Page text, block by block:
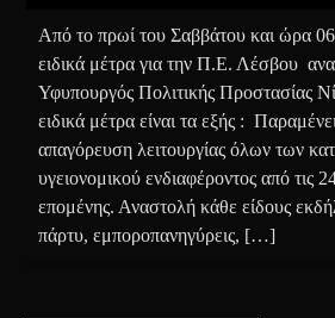
Από το πρωί του Σαββάτου και ώρα
ειδικά μέτρα για την Π.Ε. Λέσβου
Υφυπουργός Πολιτικής Προστασίας
ειδικά μέτρα είναι τα εξής :
απαγόρευση λειτουργίας όλων των
υγειονομικού ενδιαφέροντος από τις
επομένης. Αναστολή κάθε είδους
πάρτυ, εμποροπανηγύρεις, […]